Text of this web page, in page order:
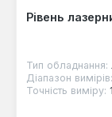
Рівень
Тип обладнання:
Діапазон вимірів:
Точність виміру: